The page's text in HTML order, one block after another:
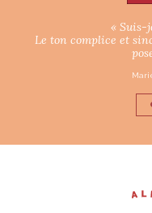
« Suis-
Le ton complice et